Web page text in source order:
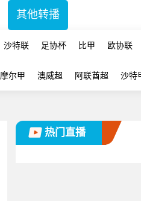
其他转播
沙特联 足协杯 比甲 欧协联
摩尔甲 澳威超 阿联酋超 沙特
热门直播